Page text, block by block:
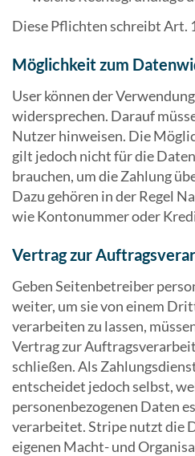
Diese Pflichten schreibt Art.
Möglichkeit zum
User können der
widersprechen. Darauf
Nutzer hinweisen. Die
gilt jedoch nicht für die
brauchen, um die Zahlung
Dazu gehören in der Regel
wie Kontonummer oder
Vertrag zur
Geben Seitenbetreiber
weiter, um sie von einem
verarbeiten zu lassen,
Vertrag zur
schließen. Als
entscheidet jedoch selbst,
personenbezogenen Daten
verarbeitet. Stripe nutzt die
eigenen Macht- und